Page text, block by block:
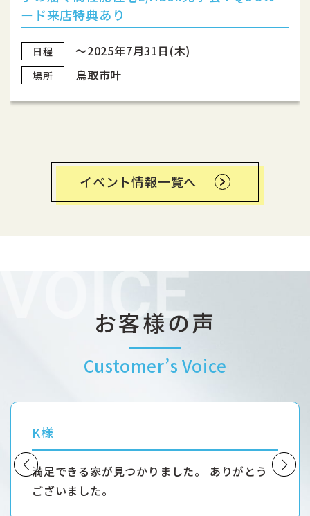
ード来店特典あり
日程 〜2025年7月31日(木)
場所 鳥取市叶
イベント情報一覧へ
お客様の声
Customer’s Voice
K様
満足できる家が見つかりました。 ありがとう
ございました。